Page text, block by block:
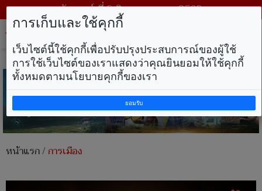
วันเสาร์ ที่ 8 สิงหาคม พ.ศ. 2569
หน้าแรก/การเมือง
การเก็บและใช้คุกกี้
เว็บไซต์นี้ใช้คุกกี้เพื่อปรับปรุงประสบการณ์ของผู้ใช้
การใช้เว็บไซต์ของเราแสดงว่าคุณยินยอมให้ใช้คุกกี้
ทั้งหมดตามนโยบายคุกกี้ของเรา
ยอมรับ